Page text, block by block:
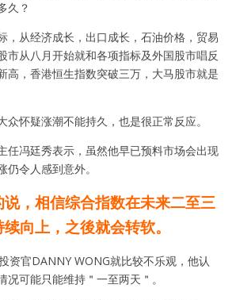
久？
，从经济成长，出口成长，石油价格，贸易
市从八月开始就和各项指标及外国股市唱反
高，香港恒生指数突破三万，大马股市就是
众怀疑涨潮不能持久，也是很正常反应。
任冯廷秀表示，虽然他早已预料市场会出现
仍令人感到意外。
，相信综合指数在未来二至三
向上，之後就会转软。
资官DANNY WONG就比较不乐观，他认
况可能只能维持＂一至两天＂。